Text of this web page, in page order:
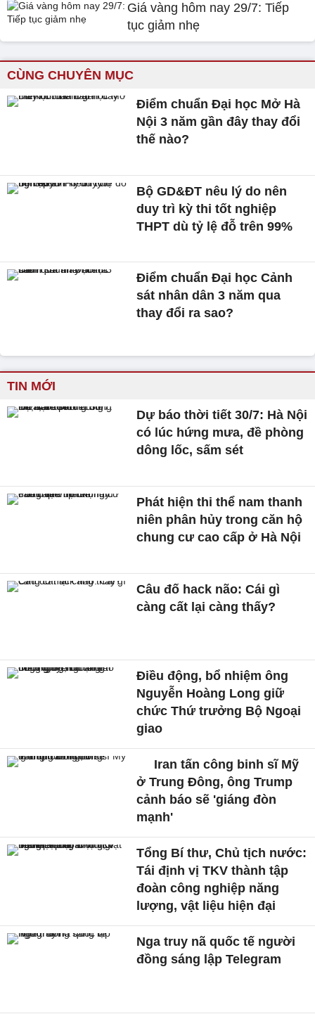
Giá vàng hôm nay 29/7: Tiếp
tục giảm nhẹ
CÙNG CHUYÊN MỤC
Điểm chuẩn Đại học Mở Hà
Nội 3 năm gần đây thay đổi
thế nào?
Bộ GD&ĐT nêu lý do nên
duy trì kỳ thi tốt nghiệp
THPT dù tỷ lệ đỗ trên 99%
Điểm chuẩn Đại học Cảnh
sát nhân dân 3 năm qua
thay đổi ra sao?
TIN MỚI
Dự báo thời tiết 30/7: Hà Nội
có lúc hứng mưa, đề phòng
dông lốc, sấm sét
Phát hiện thi thể nam thanh
niên phân hủy trong căn hộ
chung cư cao cấp ở Hà Nội
Câu đố hack não: Cái gì
càng cất lại càng thấy?
Điều động, bổ nhiệm ông
Nguyễn Hoàng Long giữ
chức Thứ trưởng Bộ Ngoại
giao
Iran tấn công binh sĩ Mỹ
ở Trung Đông, ông Trump
cảnh báo sẽ 'giáng đòn
mạnh'
Tổng Bí thư, Chủ tịch nước:
Tái định vị TKV thành tập
đoàn công nghiệp năng
lượng, vật liệu hiện đại
Nga truy nã quốc tế người
đồng sáng lập Telegram